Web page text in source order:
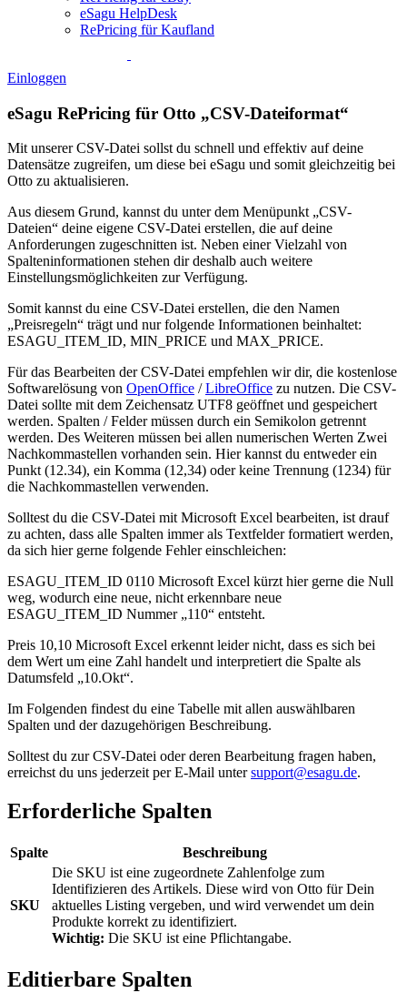
eSagu HelpDesk
RePricing für Kaufland
Einloggen
eSagu RePricing für Otto „CSV-Dateiformat“
Mit unserer CSV-Datei sollst du schnell und effektiv auf deine
Datensätze zugreifen, um diese bei eSagu und somit gleichzeitig bei
Otto zu aktualisieren.
Aus diesem Grund, kannst du unter dem Menüpunkt „CSV-
Dateien“ deine eigene CSV-Datei erstellen, die auf deine
Anforderungen zugeschnitten ist. Neben einer Vielzahl von
Spalteninformationen stehen dir deshalb auch weitere
Einstellungsmöglichkeiten zur Verfügung.
Somit kannst du eine CSV-Datei erstellen, die den Namen
„Preisregeln“ trägt und nur folgende Informationen beinhaltet:
ESAGU_ITEM_ID, MIN_PRICE und MAX_PRICE.
Für das Bearbeiten der CSV-Datei empfehlen wir dir, die kostenlose
Softwarelösung von OpenOffice /LibreOffice zu nutzen. Die CSV-
Datei sollte mit dem Zeichensatz UTF8 geöffnet und gespeichert
werden. Spalten / Felder müssen durch ein Semikolon getrennt
werden. Des Weiteren müssen bei allen numerischen Werten Zwei
Nachkommastellen vorhanden sein. Hier kannst du entweder ein
Punkt (12.34), ein Komma (12,34) oder keine Trennung (1234) für
die Nachkommastellen verwenden.
Solltest du die CSV-Datei mit Microsoft Excel bearbeiten, ist drauf
zu achten, dass alle Spalten immer als Textfelder formatiert werden,
da sich hier gerne folgende Fehler einschleichen:
ESAGU_ITEM_ID 0110 Microsoft Excel kürzt hier gerne die Null
weg, wodurch eine neue, nicht erkennbare neue
ESAGU_ITEM_ID Nummer „110“ entsteht.
Preis 10,10 Microsoft Excel erkennt leider nicht, dass es sich bei
dem Wert um eine Zahl handelt und interpretiert die Spalte als
Datumsfeld „10.Okt“.
Im Folgenden findest du eine Tabelle mit allen auswählbaren
Spalten und der dazugehörigen Beschreibung.
Solltest du zur CSV-Datei oder deren Bearbeitung fragen haben,
erreichst du uns jederzeit per E-Mail untersupport@esagu.de.
Erforderliche Spalten
Spalte Beschreibung
SKU
Die SKU ist eine zugeordnete Zahlenfolge zum
Identifizieren des Artikels. Diese wird von Otto für Dein
aktuelles Listing vergeben, und wird verwendet um dein
Produkte korrekt zu identifiziert.
Wichtig: Die SKU ist eine Pflichtangabe.
Editierbare Spalten